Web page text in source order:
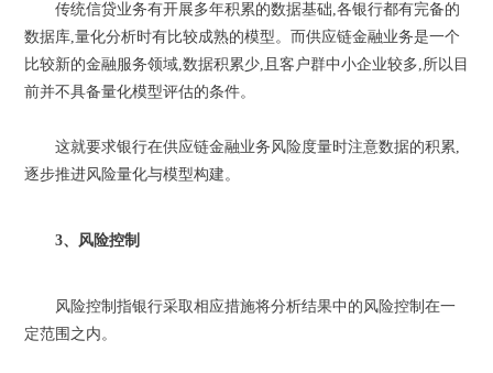
传统信贷业务有开展多年积累的数据基础,各银行都有完备的
数据库,量化分析时有比较成熟的模型。而供应链金融业务是一个
比较新的金融服务领域,数据积累少,且客户群中小企业较多,所以目
前并不具备量化模型评估的条件。
这就要求银行在供应链金融业务风险度量时注意数据的积累,
逐步推进风险量化与模型构建。
3、风险控制
风险控制指银行采取相应措施将分析结果中的风险控制在一
定范围之内。